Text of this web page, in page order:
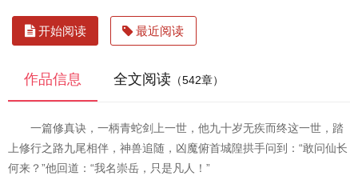
开始阅读 最近阅读
作品信息 全文阅读 （542章）
一篇修真诀，一柄青蛇剑上一世，他九十岁无疾而终这一世，踏
上修行之路九尾相伴，神兽追随，凶魔俯首城隍拱手问到：“敢问仙长
何来？”他回道：“我名崇岳，只是凡人！”